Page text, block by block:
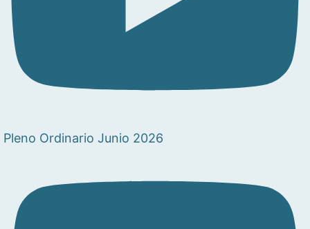
Pleno Ordinario Junio 2026